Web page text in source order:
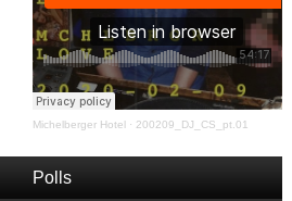
Michelberger Hotel · 200209_DJ_CS_pt.01
Polls